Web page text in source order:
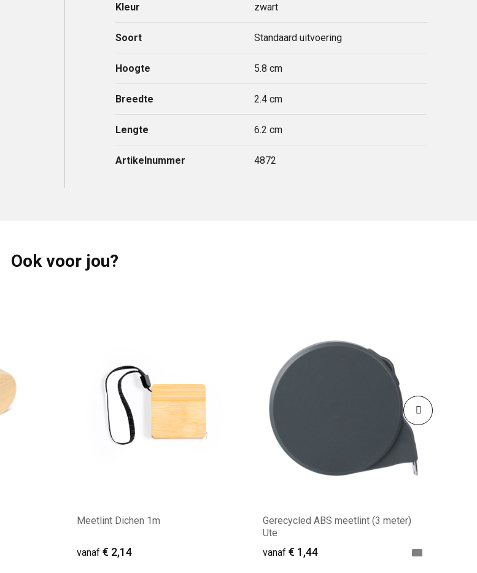
Kleur zwart
Soort Standaard uitvoering
Hoogte 5.8 cm
Breedte 2.4 cm
Lengte 6.2 cm
Artikelnummer 4872
Ook voor jou?
Meetlint Dichen 1m
vanaf € 2,14
Gerecycled ABS meetlint (3 meter)
Ute
vanaf € 1,44